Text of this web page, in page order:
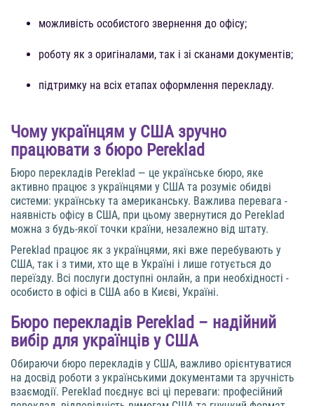
можливість особистого звернення до офісу;
роботу як з оригіналами, так і зі сканами документів;
підтримку на всіх етапах оформлення перекладу.
Чому українцям у США зручно
працювати з бюро Pereklad
Бюро перекладів Pereklad — це українське бюро, яке
активно працює з українцями у США та розуміє обидві
системи: українську та американську. Важлива перевага -
наявність офісу в США, при цьому звернутися до Pereklad
можна з будь-якої точки країни, незалежно від штату.
Pereklad працює як з українцями, які вже перебувають у
США, так і з тими, хто ще в Україні і лише готується до
переїзду. Всі послуги доступні онлайн, а при необхідності -
особисто в офісі в США або в Києві, Україні.
Бюро перекладів Pereklad – надійний
вибір для українців у США
Обираючи бюро перекладів у США, важливо орієнтуватися
на досвід роботи з українськими документами та зручність
взаємодії. Pereklad поєднує всі ці переваги: професійний